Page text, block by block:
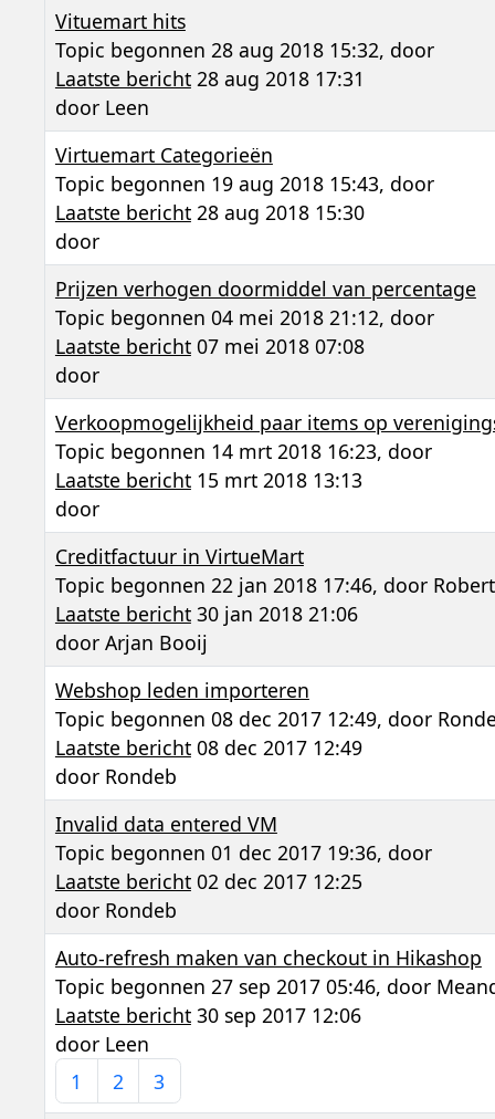
Vituemart hits
Topic begonnen 28 aug 2018 15:32, door
Laatste bericht28 aug 2018 17:31
door Leen
Virtuemart Categorieën
Topic begonnen 19 aug 2018 15:43, door
Laatste bericht28 aug 2018 15:30
door
Prijzen verhogen doormiddel van percentage
Topic begonnen 04 mei 2018 21:12, door
Laatste bericht07 mei 2018 07:08
door
Verkoopmogelijkheid paar items op
Topic begonnen 14 mrt 2018 16:23, door
Laatste bericht15 mrt 2018 13:13
door
Creditfactuur in VirtueMart
Topic begonnen 22 jan 2018 17:46, door Robert
Laatste bericht30 jan 2018 21:06
door Arjan Booij
Webshop leden importeren
Topic begonnen 08 dec 2017 12:49, door
Laatste bericht08 dec 2017 12:49
door Rondeb
Invalid data entered VM
Topic begonnen 01 dec 2017 19:36, door
Laatste bericht02 dec 2017 12:25
door Rondeb
Auto-refresh maken van checkout in Hikashop
Topic begonnen 27 sep 2017 05:46, door
Laatste bericht30 sep 2017 12:06
door Leen
1
2 3